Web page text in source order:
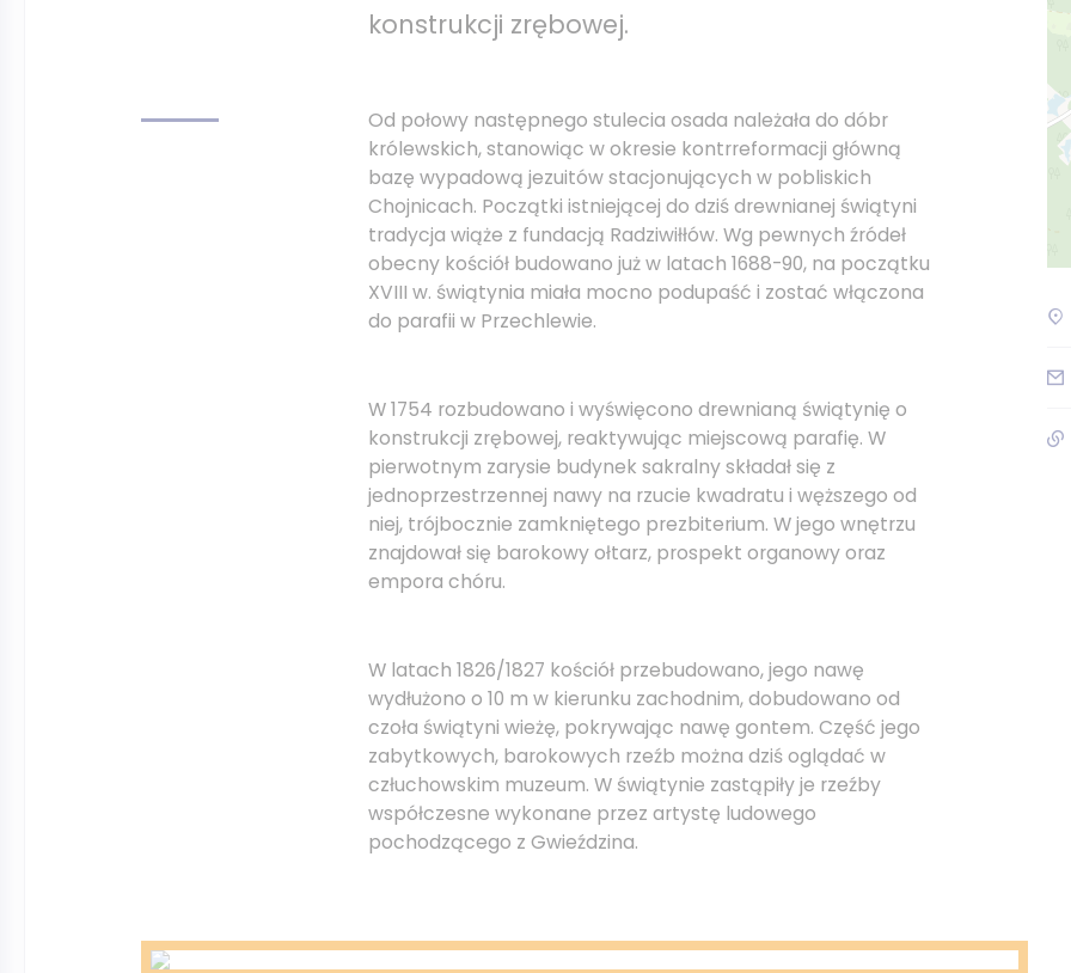
konstrukcji zrębowej.
Od połowy następnego stulecia osada należała do dóbr
królewskich, stanowiąc w okresie kontrreformacji główną
bazę wypadową jezuitów stacjonujących w pobliskich
Chojnicach. Początki istniejącej do dziś drewnianej świątyni
tradycja wiąże z fundacją Radziwiłłów. Wg pewnych źródeł
obecny kościół budowano już w latach 1688-90, na początku
XVIII w. świątynia miała mocno podupaść i zostać włączona
do parafii w Przechlewie.
W 1754 rozbudowano i wyświęcono drewnianą świątynię o
konstrukcji zrębowej, reaktywując miejscową parafię. W
pierwotnym zarysie budynek sakralny składał się z
jednoprzestrzennej nawy na rzucie kwadratu i węższego od
niej, trójbocznie zamkniętego prezbiterium. W jego wnętrzu
znajdował się barokowy ołtarz, prospekt organowy oraz
empora chóru.
W latach 1826/1827 kościół przebudowano, jego nawę
wydłużono o 10 m w kierunku zachodnim, dobudowano od
czoła świątyni wieżę, pokrywając nawę gontem. Część jego
zabytkowych, barokowych rzeźb można dziś oglądać w
człuchowskim muzeum. W świątynie zastąpiły je rzeźby
współczesne wykonane przez artystę ludowego
pochodzącego z Gwieździna.